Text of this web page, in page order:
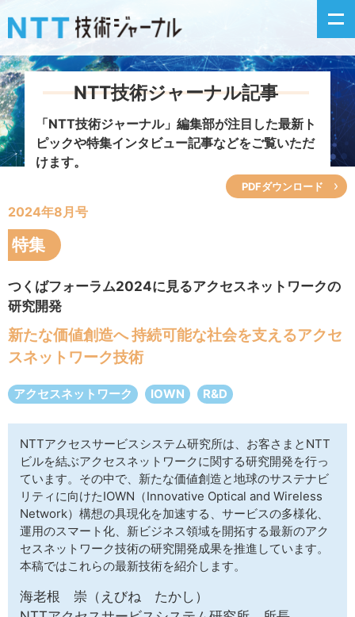
新着情報
イベントカレンダー
NTT技術ジャーナル記事
「NTT技術ジャーナル」編集部が注目した最新ト
ピックや特集インタビュー記事などをご覧いただ
けます。
PDFダウンロード
2024年8月号
特集
つくばフォーラム2024に見るアクセスネットワークの
研究開発
新たな価値創造へ 持続可能な社会を支えるアクセ
スネットワーク技術
アクセスネットワーク IOWN R&D
NTTアクセスサービスシステム研究所は、お客さまとNTT
ビルを結ぶアクセスネットワークに関する研究開発を行っ
ています。その中で、新たな価値創造と地球のサステナビ
リティに向けたIOWN（Innovative Optical and Wireless
Network）構想の具現化を加速する、サービスの多様化、
運用のスマート化、新ビジネス領域を開拓する最新のアク
セスネットワーク技術の研究開発成果を推進しています。
本稿ではこれらの最新技術を紹介します。
海老根 崇（えびね たかし）